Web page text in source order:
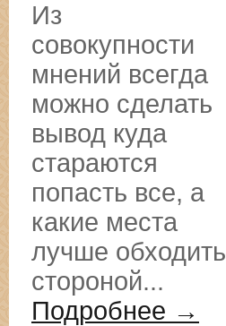
Из
совокупности
мнений всегда
можно сделать
вывод куда
стараются
попасть все, а
какие места
лучше обходить
стороной...
Подробнее →